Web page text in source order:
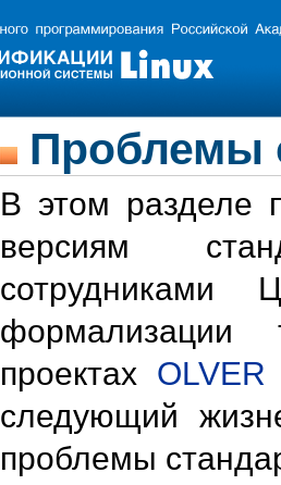
Проблемы
В этом разделе
версиям
формализации
проектах OLVER
следующий
проблемы